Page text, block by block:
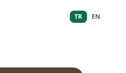
TR EN